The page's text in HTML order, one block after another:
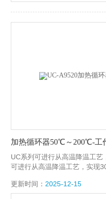
加热循环器50℃～200℃-工
UC系列可进行从高温降温工
可进行从高温降温工艺，实现
更新时间： 2025-12-15